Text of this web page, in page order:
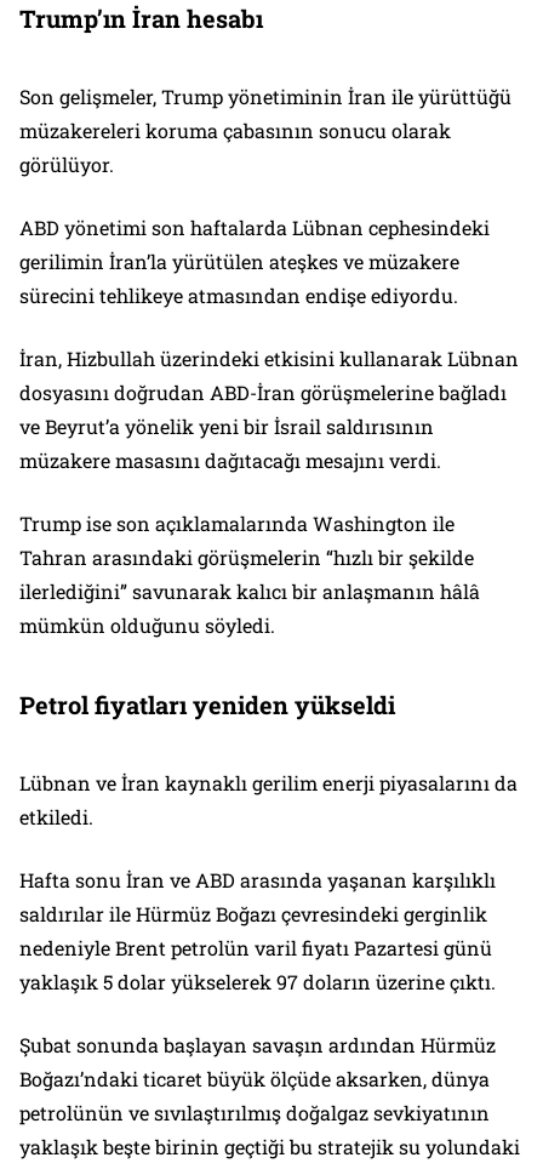
Trump’ın İran hesabı
Son gelişmeler, Trump yönetiminin İran ile yürüttüğü
müzakereleri koruma çabasının sonucu olarak
görülüyor.
ABD yönetimi son haftalarda Lübnan cephesindeki
gerilimin İran’la yürütülen ateşkes ve müzakere
sürecini tehlikeye atmasından endişe ediyordu.
İran, Hizbullah üzerindeki etkisini kullanarak Lübnan
dosyasını doğrudan ABD-İran görüşmelerine bağladı
ve Beyrut’a yönelik yeni bir İsrail saldırısının
müzakere masasını dağıtacağı mesajını verdi.
Trump ise son açıklamalarında Washington ile
Tahran arasındaki görüşmelerin “hızlı bir şekilde
ilerlediğini” savunarak kalıcı bir anlaşmanın hâlâ
mümkün olduğunu söyledi.
Petrol fiyatları yeniden yükseldi
Lübnan ve İran kaynaklı gerilim enerji piyasalarını da
etkiledi.
Hafta sonu İran ve ABD arasında yaşanan karşılıklı
saldırılar ile Hürmüz Boğazı çevresindeki gerginlik
nedeniyle Brent petrolün varil fiyatı Pazartesi günü
yaklaşık 5 dolar yükselerek 97 doların üzerine çıktı.
Şubat sonunda başlayan savaşın ardından Hürmüz
Boğazı’ndaki ticaret büyük ölçüde aksarken, dünya
petrolünün ve sıvılaştırılmış doğalgaz sevkiyatının
yaklaşık beşte birinin geçtiği bu stratejik su yolundaki